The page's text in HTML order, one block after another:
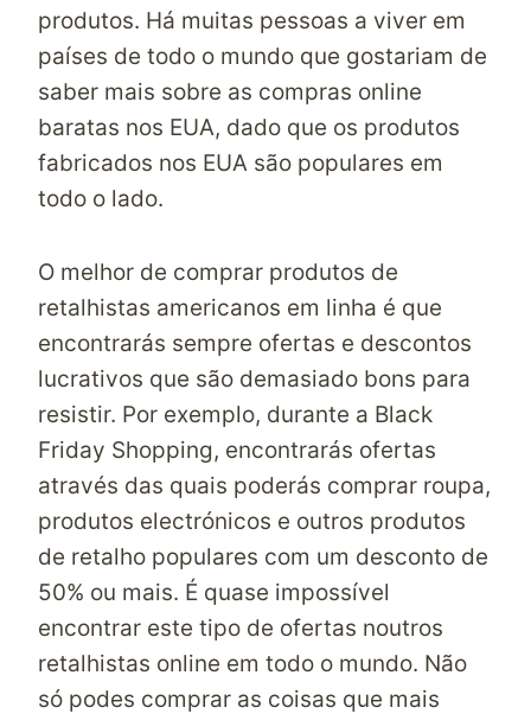
produtos. Há muitas pessoas a viver em
países de todo o mundo que gostariam de
saber mais sobre as compras online
baratas nos EUA, dado que os produtos
fabricados nos EUA são populares em
todo o lado.
O melhor de comprar produtos de
retalhistas americanos em linha é que
encontrarás sempre ofertas e descontos
lucrativos que são demasiado bons para
resistir. Por exemplo, durante a Black
Friday Shopping, encontrarás ofertas
através das quais poderás comprar roupa,
produtos electrónicos e outros produtos
de retalho populares com um desconto de
50% ou mais. É quase impossível
encontrar este tipo de ofertas noutros
retalhistas online em todo o mundo. Não
só podes comprar as coisas que mais